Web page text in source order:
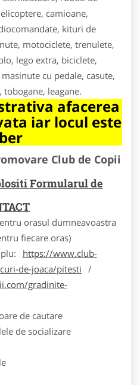
camioane,
kituri de
motociclete, trenulete,
lego extra, biciclete,
cu pedale, casute,
tobogane, leagane.
afacerea
iar locul este
Club de Copii
Formularul de
orasul dumneavoastra
fiecare oras)
https://www.club-
de-joaca/pitesti /
gradinite-
de cautare
de socializare